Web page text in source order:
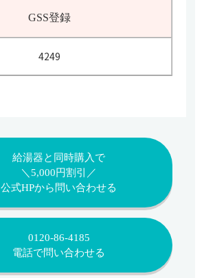
GSS登録
4249
給湯器と同時購入で
＼5,000円割引／
公式HPから問い合わせる
0120-86-4185
電話で問い合わせる